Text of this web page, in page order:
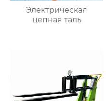
Электрическая
цепная таль